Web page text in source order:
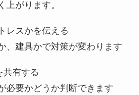
上がります。
レスかを伝える
建具かで対策が変わります
共有する
要かどうか判断できます